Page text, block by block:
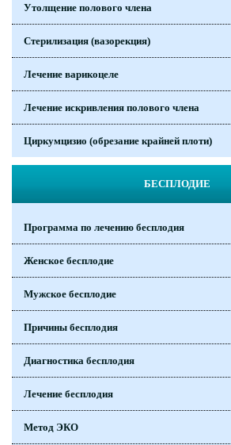
Утолщение полового члена
Стерилизация (вазорекция)
Лечение варикоцеле
Лечение искривления полового члена
Циркумцизио (обрезание крайней плоти)
БЕСПЛОДИЕ
Программа по лечению бесплодия
Женское бесплодие
Мужское бесплодие
Причины бесплодия
Диагностика бесплодия
Лечение бесплодия
Метод ЭКО